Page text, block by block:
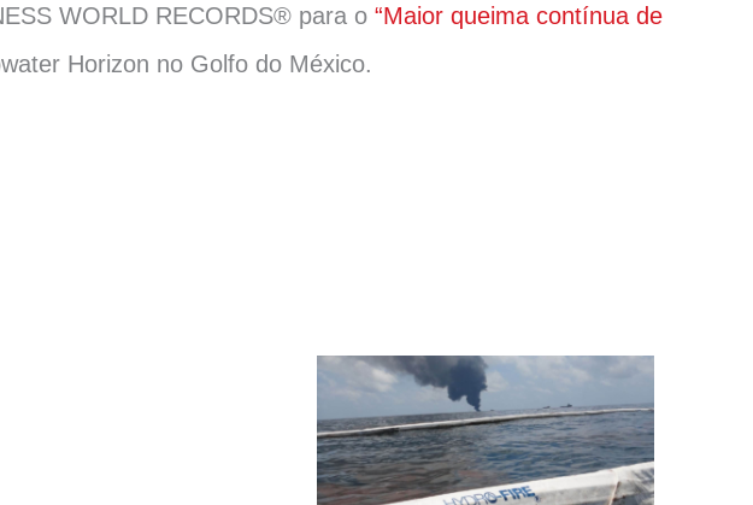
WORLD RECORDS® para o “Maior queima contínua de
Horizon no Golfo do México.